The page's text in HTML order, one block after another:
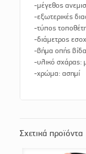
-μέγεθος
-εξωτερικές
-τύπος
-διάμετρος
-βήμα οπής
-υλικό σχάρας:
-χρώμα: ασημί
Σχετικά προϊόντα